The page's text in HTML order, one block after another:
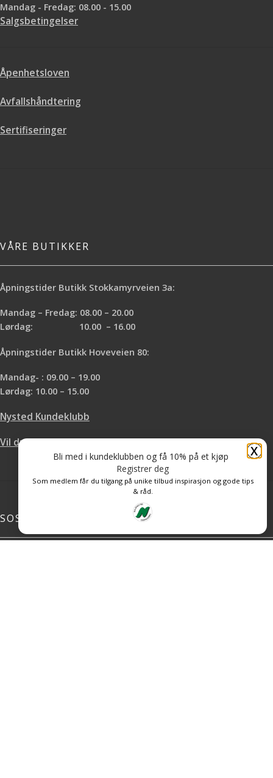
Mandag - Fredag: 08.00 - 15.00
Salgsbetingelser
Åpenhetsloven
Avfallshåndtering
Sertifiseringer
VÅRE BUTIKKER
Åpningstider Butikk Stokkamyrveien 3a:
Mandag – Fredag: 08.00 – 20.00
Lørdag: 10.00 – 16.00
Åpningstider Butikk Hoveveien 80:
Mandag- : 09.00 – 19.00
Lørdag: 10.00 – 15.00
Nysted Kundeklubb
Vil du leie hos oss?
SOSIALE MEDIER
X
Bli med i kundeklubben og få 10% på et kjøp
Registrer deg
Som medlem får du tilgang på unike tilbud inspirasjon og gode tips
& råd.